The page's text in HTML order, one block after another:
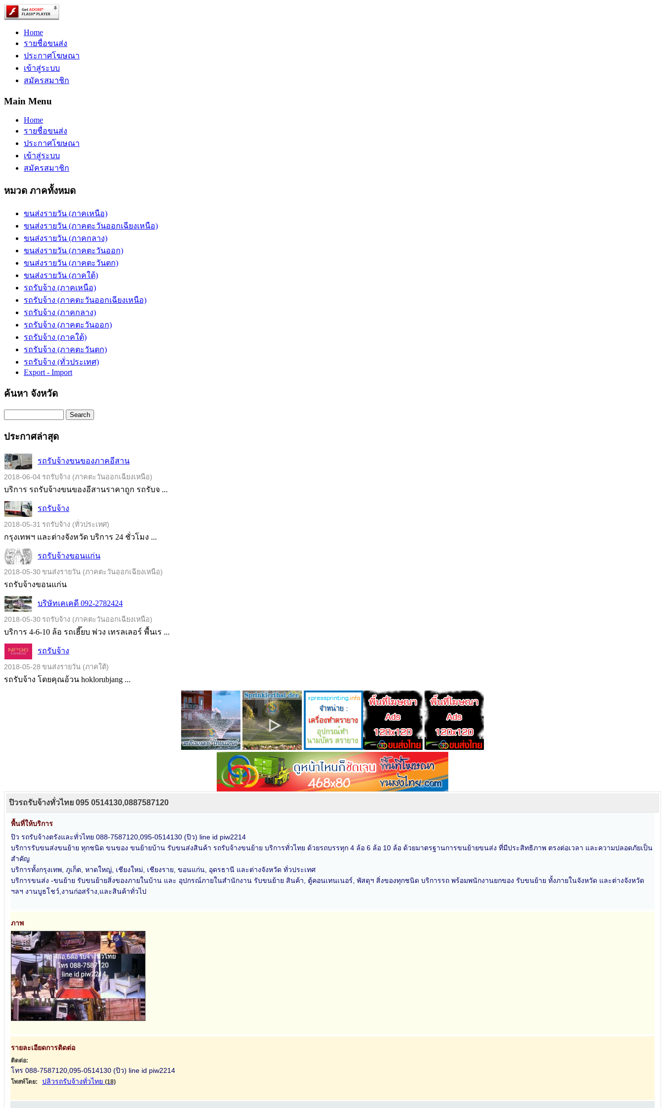
Home
รายชื่อขนส่ง
ประกาศโฆษณา
เข้าสู่ระบบ
สมัครสมาชิก
Main Menu
Home
รายชื่อขนส่ง
ประกาศโฆษณา
เข้าสู่ระบบ
สมัครสมาชิก
หมวด ภาคทั้งหมด
ขนส่งรายวัน (ภาคเหนือ)
ขนส่งรายวัน (ภาคตะวันออกเฉียงเหนือ)
ขนส่งรายวัน (ภาคกลาง)
ขนส่งรายวัน (ภาคตะวันออก)
ขนส่งรายวัน (ภาคตะวันตก)
ขนส่งรายวัน (ภาคใต้)
รถรับจ้าง (ภาคเหนือ)
รถรับจ้าง (ภาคตะวันออกเฉียงเหนือ)
รถรับจ้าง (ภาคกลาง)
รถรับจ้าง (ภาคตะวันออก)
รถรับจ้าง (ภาคใต้)
รถรับจ้าง (ภาคตะวันตก)
รถรับจ้าง (ทั่วประเทศ)
Export - Import
ค้นหา จังหวัด
Search
ประกาศล่าสุด
รถรับจ้างขนของภาคอีสาน
2018-06-04 รถรับจ้าง (ภาคตะวันออกเฉียงเหนือ)
บริการ รถรับจ้างขนของอีสานราคาถูก รถรับจ ...
รถรับจ้าง
2018-05-31 รถรับจ้าง (ทั่วประเทศ)
กรุงเทพฯ และต่างจังหวัด บริการ 24 ชั่วโมง ...
รถรับจ้างขอนแก่น
2018-05-30ขนส่งรายวัน (ภาคตะวันออกเฉียงเหนือ)
รถรับจ้างขอนแก่น
บริษัทเคเคดี 092-2782424
2018-05-30 รถรับจ้าง (ภาคตะวันออกเฉียงเหนือ)
บริการ 4-6-10 ล้อ รถเฮี๊ยบ พ่วง เทรลเลอร์ พื้นเร ...
รถรับจ้าง
2018-05-28 ขนส่งรายวัน (ภาคใต้)
รถรับจ้าง โดยคุณอ้วน hoklorubjang ...
ปิวรถรับจ้างทั่วไทย 095 0514130,0887587120
พื้นที่ให้บริการ
ปิว รถรับจ้างตรังและทั่วไทย 088-7587120,095-0514130 (ปิว) line id piw2214
บริการรับขนส่งขนย้าย ทุกชนิด ขนของ ขนย้ายบ้าน รับขนส่งสินค้า รถรับจ้างขนย้าย บริการทั่วไทย ด้วยรถบรรทุก 4 ล้อ 6 ล้อ 10 ล้อ ด้วยมาตรฐานการขนย้ายขนส่ง ที่มีประสิทธิภาพ ตรงต่อเวลา และความปลอดภัยเป็น
สำคัญ
บริการทั้งกรุงเทพ, ภูเก็ต, หาดใหญ่, เชียงใหม่, เชียงราย, ขอนแก่น, อุดรธานี และต่างจังหวัด ทั่วประเทศ
บริการขนส่ง -ขนย้าย รับขนย้ายสิ่งของภายในบ้าน และ อุปกรณ์ภายในสำนักงาน รับขนย้าย สินค้า, ตู้คอนเทนเนอร์, พัสดุฯ สิ่งของทุกชนิด บริการรถ พร้อมพนักงานยกของ รับขนย้าย ทั้งภายในจังหวัด และต่างจังหวัด
ฯลฯ งานบูธโชว์,งานก่อสร้าง,และสินค้าทั่วไป
ภาพ
รายละเอียดการติดต่อ
ติดต่อ:
โทร 088-7587120,095-0514130 (ปิว) line id piw2214
โพสท์โดย: ปลิวรถรับจ้างทั่วไทย (18)